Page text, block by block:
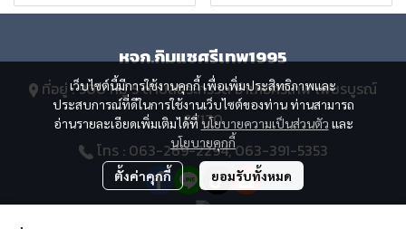
เว็บไซต์นี้มีการใช้งานคุกกี้ เพื่อเพิ่มประสิทธิภาพและ
ประสบการณ์ที่ดีในการใช้งานเว็บไซต์ของท่าน ท่านสามารถ
อ่านรายละเอียดเพิ่มเติมได้ที่ นโยบายความเป็นส่วนตัว และ
นโยบายคุกกี้
ตั้งค่าคุกกี้ ยอมรับทั้งหมด
หจก.กิมแซศรีเทพ1995
ที่อยู่ : 900 หมู่ 5 ตำบลสระกรวด อำเภอศรีเทพ เพชรบูรณ์
67170
โทร : 063-269-2294, 063-391-5353